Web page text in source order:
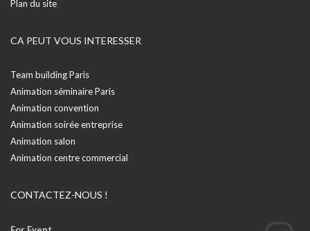
Plan du site
CA PEUT VOUS INTERESSER
Team building Paris
Animation séminaire Paris
Animation convention
Animation soirée entreprise
Animation salon
Animation centre commercial
CONTACTEZ-NOUS !